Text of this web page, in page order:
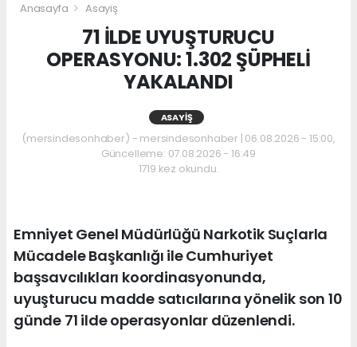
Anasayfa Asayiş
71 İLDE UYUŞTURUCU
OPERASYONU: 1.302 ŞÜPHELİ
YAKALANDI
ASAYIŞ
(mersindesonhaber) - mersindesonhaber | 06.08.2026 - 15:00,
Güncelleme: 07.08.2026 - 16:49
1719 kez okundu.
Emniyet Genel Müdürlüğü Narkotik Suçlarla
Mücadele Başkanlığı ile Cumhuriyet
başsavcılıkları koordinasyonunda,
uyuşturucu madde satıcılarına yönelik son 10
günde 71 ilde operasyonlar düzenlendi.